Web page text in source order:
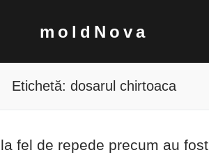
moldNova
Etichetă: dosarul chirtoaca
fel de repede precum au fost